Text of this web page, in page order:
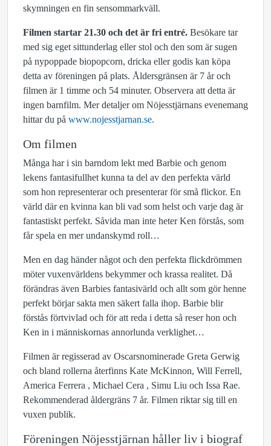
skymningen en fin sensommarkväll.
Filmen startar 21.30 och det är fri entré. Besökare tar
med sig eget sittunderlag eller stol och den som är sugen
på nypoppade biopopcorn, dricka eller godis kan köpa
detta av föreningen på plats. Åldersgränsen är 7 år och
filmen är 1 timme och 54 minuter. Observera att detta är
ingen barnfilm. Mer detaljer om Nöjesstjärnans evenemang
hittar du på www.nojesstjarnan.se.
Om filmen
Många har i sin barndom lekt med Barbie och genom
lekens fantasifullhet kunna ta del av den perfekta värld
som hon representerar och presenterar för små flickor. En
värld där en kvinna kan bli vad som helst och varje dag är
fantastiskt perfekt. Såvida man inte heter Ken förstås, som
får spela en mer undanskymd roll…
Men en dag händer något och den perfekta flickdrömmen
möter vuxenvärldens bekymmer och krassa realitet. Då
förändras även Barbies fantasivärld och allt som gör henne
perfekt börjar sakta men säkert falla ihop. Barbie blir
förstås förtvivlad och för att reda i detta så reser hon och
Ken in i människornas annorlunda verklighet…
Filmen är regisserad av Oscarsnominerade Greta Gerwig
och bland rollerna återfinns Kate McKinnon, Will Ferrell,
America Ferrera , Michael Cera , Simu Liu och Issa Rae.
Rekommenderad åldergräns 7 år. Filmen riktar sig till en
vuxen publik.
Föreningen Nöjesstjärnan håller liv i biograf